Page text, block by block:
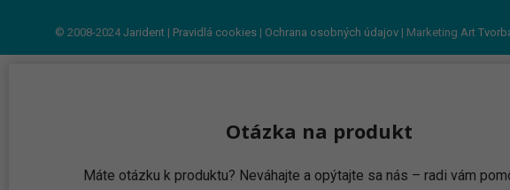
© 2008-2024Jarident | Pravidlá cookies | Ochrana osobných údajov | Marketing Art
Otázka na produkt
Máte otázku k produktu? Neváhajte a opýtajte sa nás – radi vám